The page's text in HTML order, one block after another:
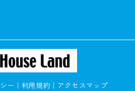
ー 利用規約 アクセスマップ